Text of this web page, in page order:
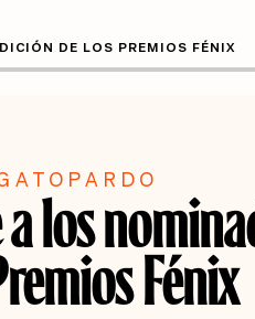
DE LOS PREMIOS FÉNIX
los
Fénix